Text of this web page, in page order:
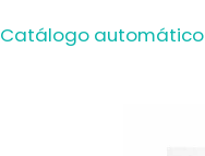
Catálogo automático